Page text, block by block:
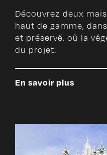
Découvrez deux
haut de gamme,
et préservé, où la
du projet.
En savoir plus